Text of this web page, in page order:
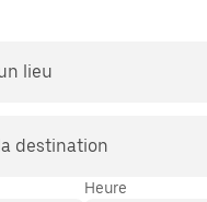
UberX, et pourrez
de Suisse, pour vous
dans l'application.
lieu
destination
Heure